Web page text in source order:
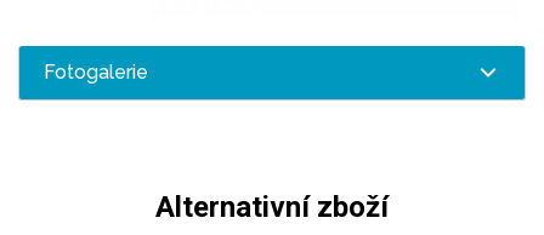
Fotogalerie
Alternativní zboží